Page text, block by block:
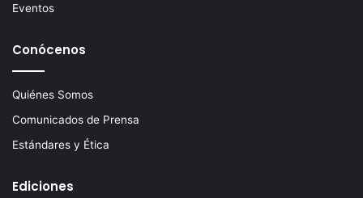
Eventos
Conócenos
Quiénes Somos
Comunicados de Prensa
Estándares y Ética
Ediciones